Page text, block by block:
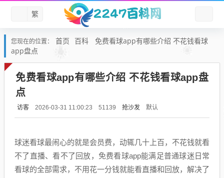
繁
您现在的位置： 首页 百科
免费看球app有哪些介绍 不花钱看球
app盘点
免费看球app有哪些介绍 不花钱看球app盘
点
访客 2026-03-31 11:00:23 51139 抢沙发 默认
球迷看球最闹心的就是会员费，动辄几十上百，不花钱就看
不了直播、看不了回放，免费看球app能满足普通球迷日常
看球的全部需求，不用花一分钱就能看直播和回放，解决了